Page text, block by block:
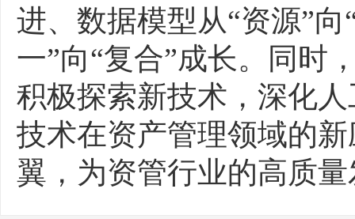
进、数据模型从“资源”
一”向“复合”成长。同时
积极探索新技术，深化
技术在资产管理领域的
翼，为资管行业的高质